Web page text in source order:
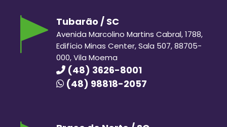
Tubarão / SC
Avenida Marcolino Martins Cabral, 1788,
Edifício Minas Center, Sala 507, 88705-
000, Vila Moema
(48) 3626-8001
(48) 98818-2057